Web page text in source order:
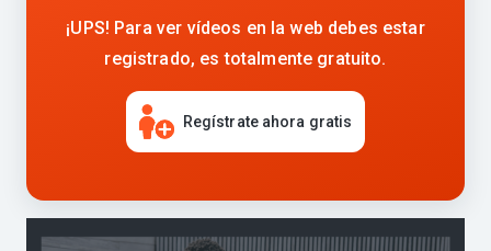
¡UPS! Para ver vídeos en la web debes estar
registrado, es totalmente gratuito.
Regístrate ahora gratis